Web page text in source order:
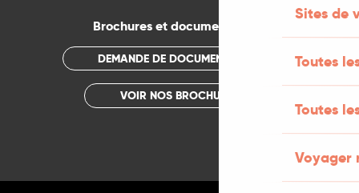
Sites de
Toutes
Toutes
Voyager
Brochures et documentations
DEMANDE DE DOCUMENTATION
VOIR NOS BROCHURES